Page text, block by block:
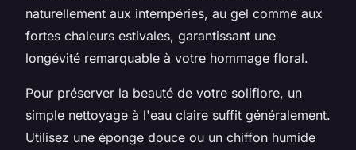
naturellement aux intempéries, au gel comme aux
fortes chaleurs estivales, garantissant une
longévité remarquable à votre hommage floral.
Pour préserver la beauté de votre soliflore, un
simple nettoyage à l'eau claire suffit généralement.
Utilisez une éponge douce ou un chiffon humide